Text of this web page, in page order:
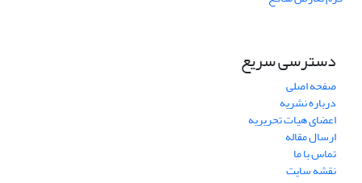
دسترسی سریع
صفحه اصلی
درباره نشریه
اعضای هیات تحریریه
ارسال مقاله
تماس با ما
نقشه سایت